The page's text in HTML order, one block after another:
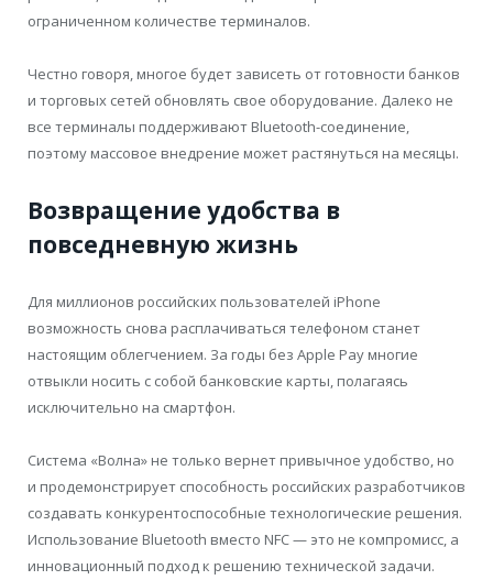
ограниченном количестве терминалов.
Честно говоря, многое будет зависеть от готовности банков
и торговых сетей обновлять свое оборудование. Далеко не
все терминалы поддерживают Bluetooth-соединение,
поэтому массовое внедрение может растянуться на месяцы.
Возвращение удобства в
повседневную жизнь
Для миллионов российских пользователей iPhone
возможность снова расплачиваться телефоном станет
настоящим облегчением. За годы без Apple Pay многие
отвыкли носить с собой банковские карты, полагаясь
исключительно на смартфон.
Система «Волна» не только вернет привычное удобство, но
и продемонстрирует способность российских разработчиков
создавать конкурентоспособные технологические решения.
Использование Bluetooth вместо NFC — это не компромисс, а
инновационный подход к решению технической задачи.